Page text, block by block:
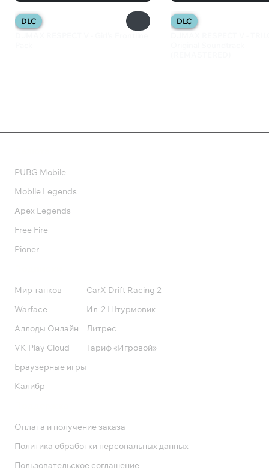
DLC
DLC
PUBG Mobile
Mobile Legends
Apex Legends
Free Fire
Pioner
Мир танков
Warface
Аллоды Онлайн
VK Play Cloud
Браузерные игры
Калибр
CarX Drift Racing 2
Ил-2 Штурмовик
Литрес
Тариф «Игровой»
Оплата и получение заказа
Политика обработки персональных данных
Пользовательское соглашение